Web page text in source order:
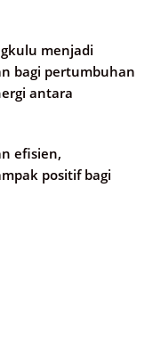
menjadi
bagi pertumbuhan
antara
efisien,
positif bagi